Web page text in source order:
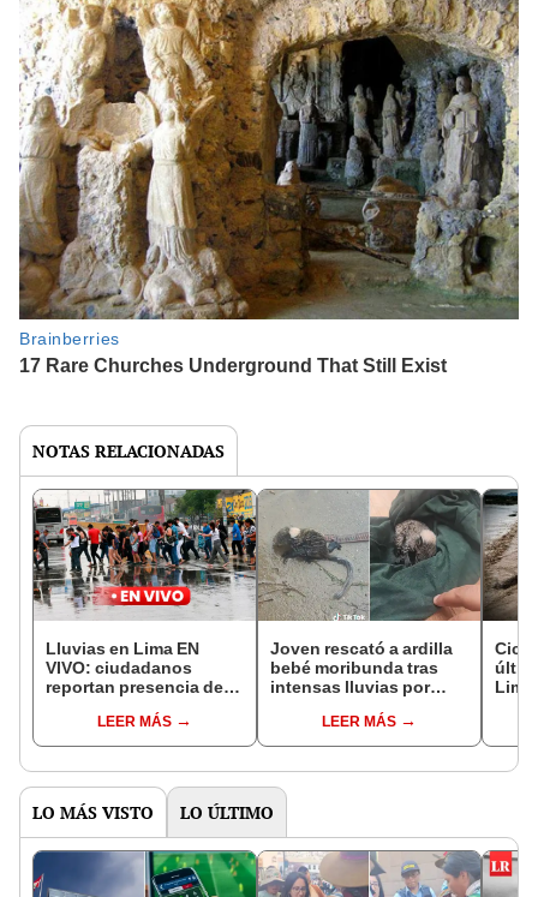
NOTAS RELACIONADAS
Lluvias en Lima EN
VIVO: ciudadanos
reportan presencia de
LEER MÁS
Joven rescató a ardilla
bebé moribunda tras
intensas lluvias por
LEER MÁS
LO MÁS VISTO LO ÚLTIMO